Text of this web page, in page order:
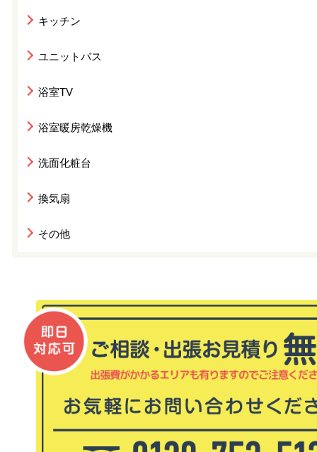
キッチン
ユニットバス
浴室TV
浴室暖房乾燥機
洗面化粧台
換気扇
その他